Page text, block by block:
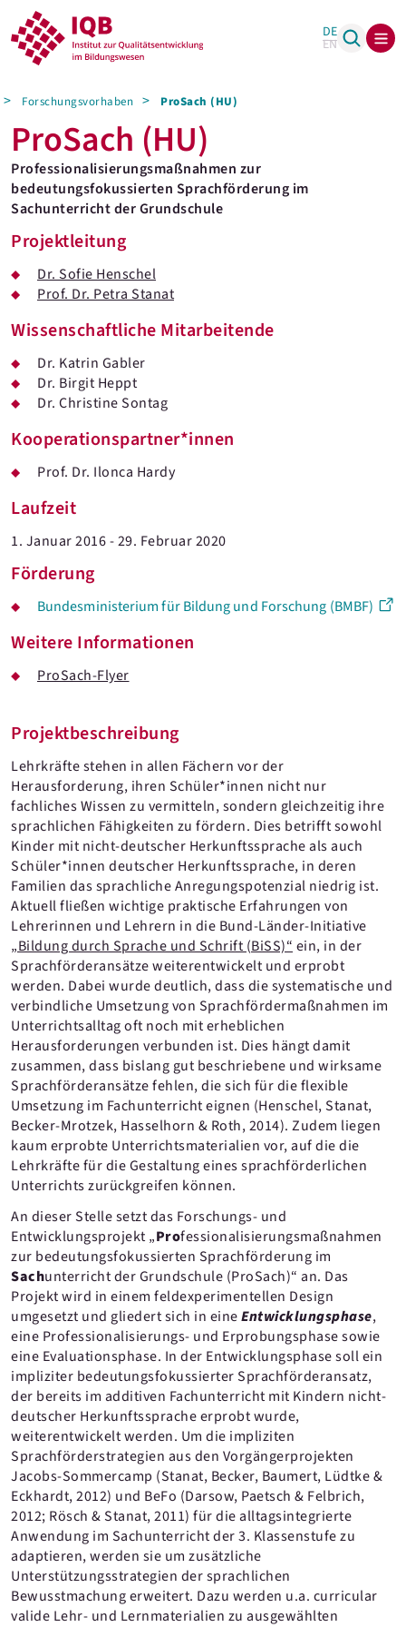
DE
EN
Forschungsvorhaben ProSach (HU)
Projektleitung
Dr. Sofie Henschel
Prof. Dr. Petra Stanat
Wissenschaftliche Mitarbeitende
Dr. Katrin Gabler
Dr. Birgit Heppt
Dr. Christine Sontag
Kooperationspartner*innen
Prof. Dr. Ilonca Hardy
Laufzeit
1. Januar 2016 - 29. Februar 2020
Förderung
Bundesministerium für Bildung und Forschung (BMBF)
Weitere Informationen
ProSach-Flyer
Projektbeschreibung
Lehrkräfte stehen in allen Fächern vor der
Herausforderung, ihren Schüler*innen nicht nur
fachliches Wissen zu vermitteln, sondern gleichzeitig ihre
sprachlichen Fähigkeiten zu fördern. Dies betrifft sowohl
Kinder mit nicht-deutscher Herkunftssprache als auch
Schüler*innen deutscher Herkunftssprache, in deren
Familien das sprachliche Anregungspotenzial niedrig ist.
Aktuell fließen wichtige praktische Erfahrungen von
Lehrerinnen und Lehrern in die Bund-Länder-Initiative
„Bildung durch Sprache und Schrift (BiSS)“ ein, in der
Sprachförderansätze weiterentwickelt und erprobt
werden. Dabei wurde deutlich, dass die systematische und
verbindliche Umsetzung von Sprachfördermaßnahmen im
Unterrichtsalltag oft noch mit erheblichen
Herausforderungen verbunden ist. Dies hängt damit
zusammen, dass bislang gut beschriebene und wirksame
Sprachförderansätze fehlen, die sich für die flexible
Umsetzung im Fachunterricht eignen (Henschel, Stanat,
Becker-Mrotzek, Hasselhorn & Roth, 2014). Zudem liegen
kaum erprobte Unterrichtsmaterialien vor, auf die die
Lehrkräfte für die Gestaltung eines sprachförderlichen
Unterrichts zurückgreifen können.
An dieser Stelle setzt das Forschungs- und
Entwicklungsprojekt „Professionalisierungsmaßnahmen
zur bedeutungsfokussierten Sprachförderung im
Sachunterricht der Grundschule (ProSach)“ an. Das
Projekt wird in einem feldexperimentellen Design
umgesetzt und gliedert sich in eineEntwicklungsphase,
eine Professionalisierungs- und Erprobungsphase sowie
eine Evaluationsphase. In der Entwicklungsphase soll ein
impliziter bedeutungsfokussierter Sprachförderansatz,
der bereits im additiven Fachunterricht mit Kindern nicht-
deutscher Herkunftssprache erprobt wurde,
weiterentwickelt werden. Um die impliziten
Sprachförderstrategien aus den Vorgängerprojekten
Jacobs-Sommercamp (Stanat, Becker, Baumert, Lüdtke &
Eckhardt, 2012) und BeFo (Darsow, Paetsch & Felbrich,
2012; Rösch & Stanat, 2011) für die alltagsintegrierte
Anwendung im Sachunterricht der 3. Klassenstufe zu
adaptieren, werden sie um zusätzliche
Unterstützungsstrategien der sprachlichen
Bewusstmachung erweitert. Dazu werden u.a. curricular
valide Lehr- und Lernmaterialien zu ausgewählten
ProSach (HU)
Professionalisierungsmaßnahmen zur
bedeutungsfokussierten Sprachförderung im
Sachunterricht der Grundschule